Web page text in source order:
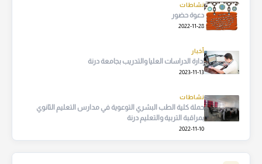
نشاطات
دعوة حضور
2022-11-28
أخبار
إدارة الدراسات العليا والتدريب بجامعة درنة
2023-11-13
نشاطات
حملة كلية الطب البشري التوعوية في مدارس التعليم الثانوي
بمراقبة التربية والتعليم درنة
2022-11-10